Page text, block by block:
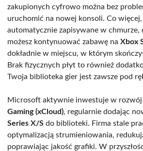
zakupionych cyfrowo można bez
uruchomić na nowej konsoli. Co
automatycznie zapisywane w chmurze,
możesz kontynuować zabawę na Xbox
dokładnie w miejscu, w którym
Brak fizycznych płyt to również
Twoja biblioteka gier jest zawsze pod
Microsoft aktywnie inwestuje w rozwój
Gaming (xCloud), regularnie dodając
Series X/S do biblioteki. Firma stale
optymalizacją strumieniowania,
poprawiając jakość grafiki. W